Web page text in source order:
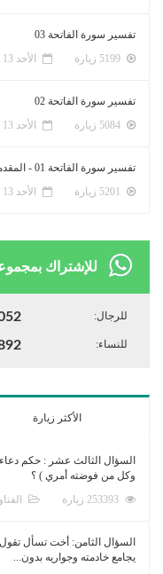
تفسير سورة الفاتحة 03
الأحد 13 شعبان 1447ﻫ 1-2-2026م
تفسير سورة الفاتحة 02
الأحد 13 شعبان 1447ﻫ 1-2-2026م
تفسير سورة الفاتحة 01 - المقدمة
الأحد 13 شعبان 1447ﻫ 1-2-2026م
للإشتراك
للرجال:
للنساء:
الأكثر زيارة
السؤال الثالث عشر : حكم
وكل من فوضته أمري ) ؟
السؤال الثامن: أخت تسأل
يجامع خادمته وجواريه بدون...